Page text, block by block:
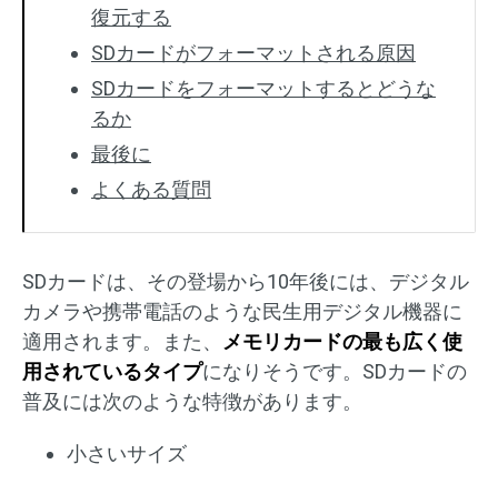
復元する
SDカードがフォーマットされる原因
SDカードをフォーマットするとどうな
るか
最後に
よくある質問
SDカードは、その登場から10年後には、デジタル
カメラや携帯電話のような民生用デジタル機器に
適用されます。また、
メモリカードの最も広く使
用されているタイプになりそうです。SDカードの
普及には次のような特徴があります。
小さいサイズ